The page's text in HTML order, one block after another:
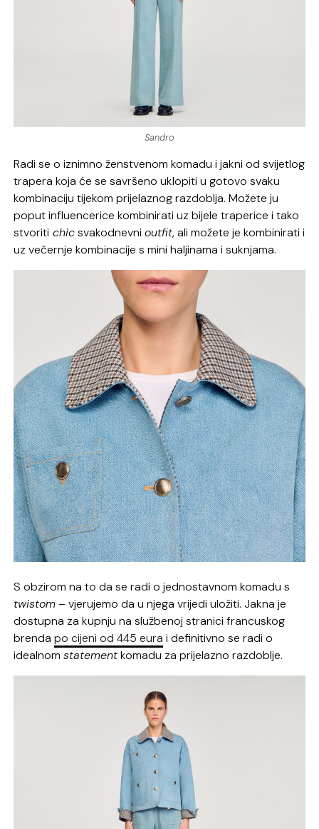
Sandro
Radi se o iznimno ženstvenom komadu i jakni od svijetlog
trapera koja će se savršeno uklopiti u gotovo svaku
kombinaciju tijekom prijelaznog razdoblja. Možete ju
poput influencerice kombinirati uz bijele traperice i tako
stvoriti chicsvakodnevnioutfit, ali možete je kombinirati i
uz večernje kombinacije s mini haljinama i suknjama.
S obzirom na to da se radi o jednostavnom komadu s
twistom– vjerujemo da u njega vrijedi uložiti. Jakna je
dostupna za kupnju na službenoj stranici francuskog
brendapo cijeni od 445 eura i definitivno se radi o
idealnomstatementkomadu za prijelazno razdoblje.